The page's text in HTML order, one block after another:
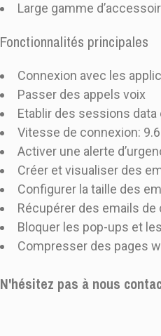
Large gamme
Fonctionnalités principales
Connexion avec les
Passer des appels voix
Etablir des sessions data
Vitesse de connexion:
Activer une alerte
Créer et visualiser des
Configurer la taille des
Récupérer des emails
Bloquer les pop-ups et
Compresser des pages
N'hésitez pas à nous